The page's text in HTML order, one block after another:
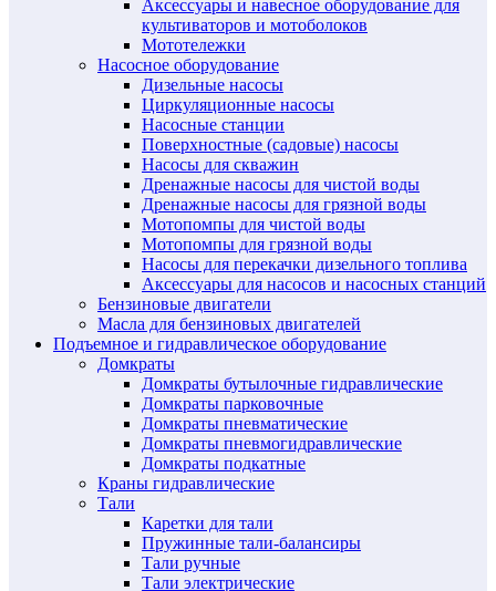
Аксессуары и навесное оборудование для
культиваторов и мотоболоков
Мототележки
Насосное оборудование
Дизельные насосы
Циркуляционные насосы
Насосные станции
Поверхностные (садовые) насосы
Насосы для скважин
Дренажные насосы для чистой воды
Дренажные насосы для грязной воды
Мотопомпы для чистой воды
Мотопомпы для грязной воды
Насосы для перекачки дизельного топлива
Аксессуары для насосов и насосных станций
Бензиновые двигатели
Масла для бензиновых двигателей
Подъемное и гидравлическое оборудование
Домкраты
Домкраты бутылочные гидравлические
Домкраты парковочные
Домкраты пневматические
Домкраты пневмогидравлические
Домкраты подкатные
Краны гидравлические
Тали
Каретки для тали
Пружинные тали-балансиры
Тали ручные
Тали электрические